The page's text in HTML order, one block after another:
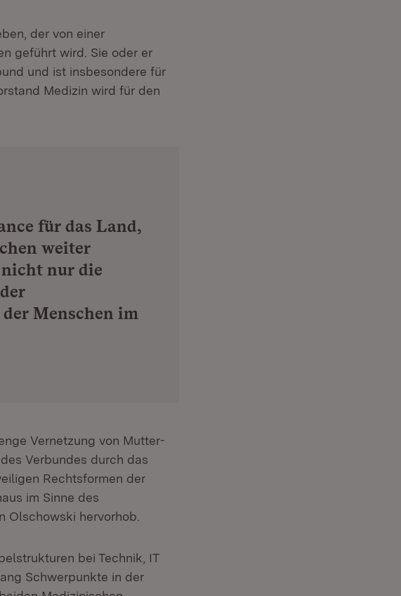
der von einer
geführt wird. Sie oder er
und ist insbesondere für
Medizin wird für den
für das Land,
weiter
nur die
Menschen im
Vernetzung von Mutter-
Verbundes durch das
Rechtsformen der
im Sinne des
Olschowski hervorhob.
bei Technik, IT
Schwerpunkte in der